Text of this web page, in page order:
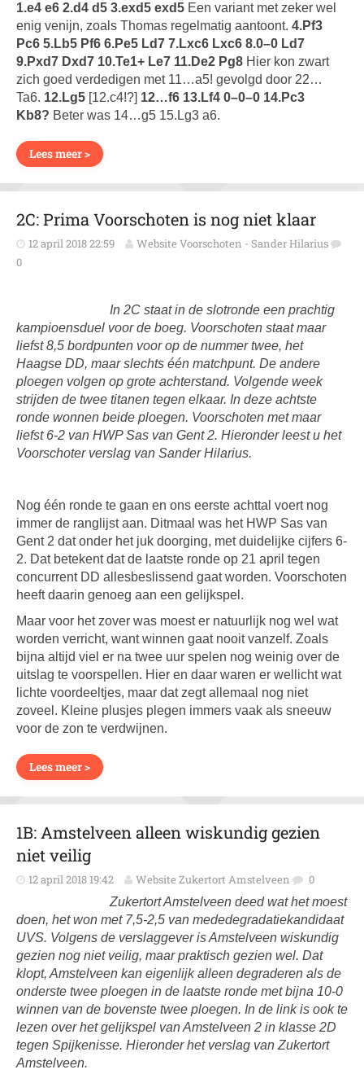
1.e4 e6 2.d4 d5 3.exd5 exd5 Een variant met zeker wel
enig venijn, zoals Thomas regelmatig aantoont. 4.Pf3
Pc6 5.Lb5 Pf6 6.Pe5 Ld7 7.Lxc6 Lxc6 8.0–0 Ld7
9.Pxd7 Dxd7 10.Te1+ Le7 11.De2 Pg8 Hier kon zwart
zich goed verdedigen met 11…a5! gevolgd door 22…
Ta6. 12.Lg5 [12.c4!?] 12…f6 13.Lf4 0–0–0 14.Pc3
Kb8? Beter was 14…g5 15.Lg3 a6.
Lees meer >
2C: Prima Voorschoten is nog niet klaar
12 april 2018 22:59
Website Voorschoten - Sander Hilarius
0
In 2C staat in de slotronde een prachtig
kampioensduel voor de boeg. Voorschoten staat maar
liefst 8,5 bordpunten voor op de nummer twee, het
Haagse DD, maar slechts één matchpunt. De andere
ploegen volgen op grote achterstand. Volgende week
strijden de twee titanen tegen elkaar. In deze achtste
ronde wonnen beide ploegen. Voorschoten met maar
liefst 6-2 van HWP Sas van Gent 2. Hieronder leest u het
Voorschoter verslag van Sander Hilarius.
Nog één ronde te gaan en ons eerste achttal voert nog
immer de ranglijst aan. Ditmaal was het HWP Sas van
Gent 2 dat onder het juk doorging, met duidelijke cijfers 6-
2. Dat betekent dat de laatste ronde op 21 april tegen
concurrent DD allesbeslissend gaat worden. Voorschoten
heeft daarin genoeg aan een gelijkspel.
Maar voor het zover was moest er natuurlijk nog wel wat
worden verricht, want winnen gaat nooit vanzelf. Zoals
bijna altijd viel er na twee uur spelen nog weinig over de
uitslag te voorspellen. Hier en daar waren er wellicht wat
lichte voordeeltjes, maar dat zegt allemaal nog niet
zoveel. Kleine plusjes plegen immers vaak als sneeuw
voor de zon te verdwijnen.
Lees meer >
1B: Amstelveen alleen wiskundig gezien
niet veilig
12 april 2018 19:42 Website Zukertort Amstelveen 0
Zukertort Amstelveen deed wat het moest
doen, het won met 7,5-2,5 van mededegradatiekandidaat
UVS. Volgens de verslaggever is Amstelveen wiskundig
gezien nog niet veilig, maar praktisch gezien wel. Dat
klopt, Amstelveen kan eigenlijk alleen degraderen als de
onderste twee ploegen in de laatste ronde met bijna 10-0
winnen van de bovenste twee ploegen. In de link is ook te
lezen over het gelijkspel van Amstelveen 2 in klasse 2D
tegen Spijkenisse. Hieronder het verslag van Zukertort
Amstelveen.